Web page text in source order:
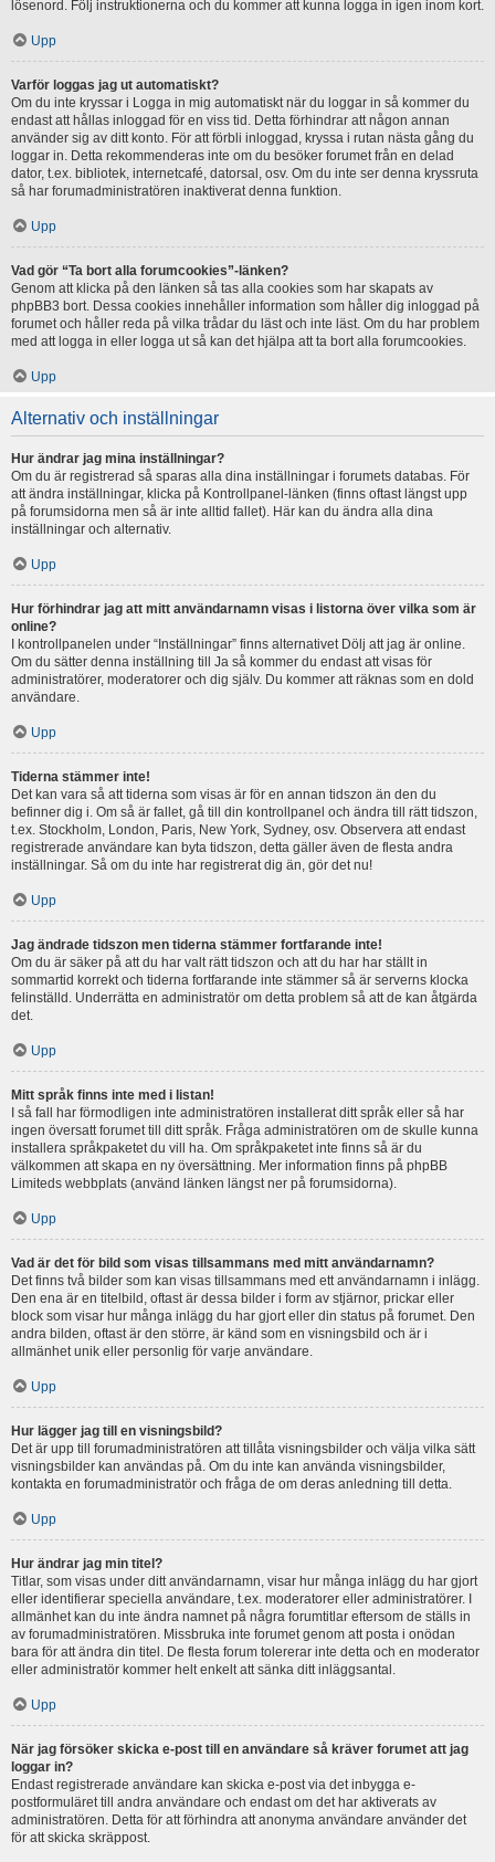
lösenord. Följ instruktionerna och du kommer att kunna logga in igen inom kort.
Upp
Varför loggas jag ut automatiskt?
Om du inte kryssar i Logga in mig automatiskt när du loggar in så kommer du
endast att hållas inloggad för en viss tid. Detta förhindrar att någon annan
använder sig av ditt konto. För att förbli inloggad, kryssa i rutan nästa gång du
loggar in. Detta rekommenderas inte om du besöker forumet från en delad
dator, t.ex. bibliotek, internetcafé, datorsal, osv. Om du inte ser denna kryssruta
så har forumadministratören inaktiverat denna funktion.
Upp
Vad gör “Ta bort alla forumcookies”-länken?
Genom att klicka på den länken så tas alla cookies som har skapats av
phpBB3 bort. Dessa cookies innehåller information som håller dig inloggad på
forumet och håller reda på vilka trådar du läst och inte läst. Om du har problem
med att logga in eller logga ut så kan det hjälpa att ta bort alla forumcookies.
Upp
Alternativ och inställningar
Hur ändrar jag mina inställningar?
Om du är registrerad så sparas alla dina inställningar i forumets databas. För
att ändra inställningar, klicka på Kontrollpanel-länken (finns oftast längst upp
på forumsidorna men så är inte alltid fallet). Här kan du ändra alla dina
inställningar och alternativ.
Upp
Hur förhindrar jag att mitt användarnamn visas i listorna över vilka som är
online?
I kontrollpanelen under “Inställningar” finns alternativet Dölj att jag är online.
Om du sätter denna inställning till Ja så kommer du endast att visas för
administratörer, moderatorer och dig själv. Du kommer att räknas som en dold
användare.
Upp
Tiderna stämmer inte!
Det kan vara så att tiderna som visas är för en annan tidszon än den du
befinner dig i. Om så är fallet, gå till din kontrollpanel och ändra till rätt tidszon,
t.ex. Stockholm, London, Paris, New York, Sydney, osv. Observera att endast
registrerade användare kan byta tidszon, detta gäller även de flesta andra
inställningar. Så om du inte har registrerat dig än, gör det nu!
Upp
Jag ändrade tidszon men tiderna stämmer fortfarande inte!
Om du är säker på att du har valt rätt tidszon och att du har har ställt in
sommartid korrekt och tiderna fortfarande inte stämmer så är serverns klocka
felinställd. Underrätta en administratör om detta problem så att de kan åtgärda
det.
Upp
Mitt språk finns inte med i listan!
I så fall har förmodligen inte administratören installerat ditt språk eller så har
ingen översatt forumet till ditt språk. Fråga administratören om de skulle kunna
installera språkpaketet du vill ha. Om språkpaketet inte finns så är du
välkommen att skapa en ny översättning. Mer information finns på phpBB
Limiteds webbplats (använd länken längst ner på forumsidorna).
Upp
Vad är det för bild som visas tillsammans med mitt användarnamn?
Det finns två bilder som kan visas tillsammans med ett användarnamn i inlägg.
Den ena är en titelbild, oftast är dessa bilder i form av stjärnor, prickar eller
block som visar hur många inlägg du har gjort eller din status på forumet. Den
andra bilden, oftast är den större, är känd som en visningsbild och är i
allmänhet unik eller personlig för varje användare.
Upp
Hur lägger jag till en visningsbild?
Det är upp till forumadministratören att tillåta visningsbilder och välja vilka sätt
visningsbilder kan användas på. Om du inte kan använda visningsbilder,
kontakta en forumadministratör och fråga de om deras anledning till detta.
Upp
Hur ändrar jag min titel?
Titlar, som visas under ditt användarnamn, visar hur många inlägg du har gjort
eller identifierar speciella användare, t.ex. moderatorer eller administratörer. I
allmänhet kan du inte ändra namnet på några forumtitlar eftersom de ställs in
av forumadministratören. Missbruka inte forumet genom att posta i onödan
bara för att ändra din titel. De flesta forum tolererar inte detta och en moderator
eller administratör kommer helt enkelt att sänka ditt inläggsantal.
Upp
När jag försöker skicka e-post till en användare så kräver forumet att jag
loggar in?
Endast registrerade användare kan skicka e-post via det inbygga e-
postformuläret till andra användare och endast om det har aktiverats av
administratören. Detta för att förhindra att anonyma användare använder det
för att skicka skräppost.